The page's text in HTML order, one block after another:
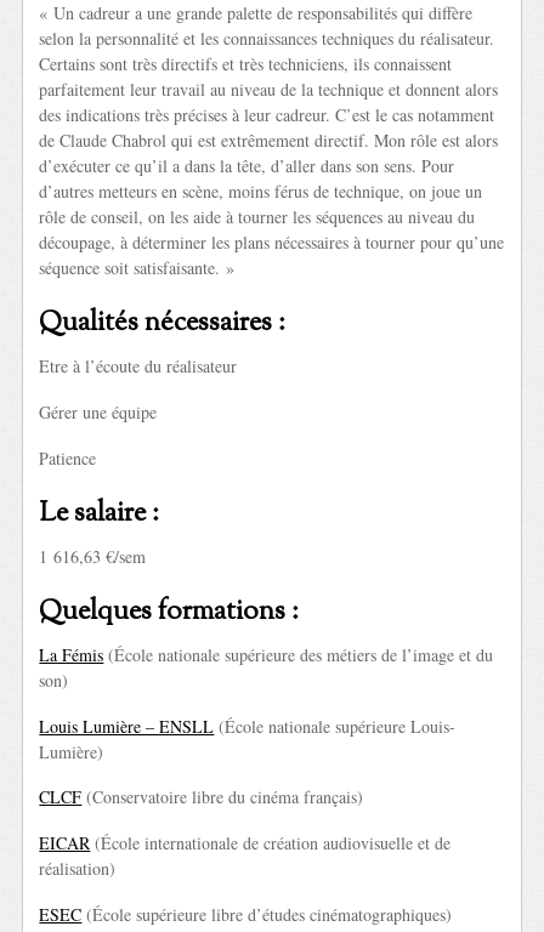
« Un cadreur a une grande palette de responsabilités qui diffère
selon la personnalité et les connaissances techniques du réalisateur.
Certains sont très directifs et très techniciens, ils connaissent
parfaitement leur travail au niveau de la technique et donnent alors
des indications très précises à leur cadreur. C’est le cas notamment
de Claude Chabrol qui est extrêmement directif. Mon rôle est alors
d’exécuter ce qu’il a dans la tête, d’aller dans son sens. Pour
d’autres metteurs en scène, moins férus de technique, on joue un
rôle de conseil, on les aide à tourner les séquences au niveau du
découpage, à déterminer les plans nécessaires à tourner pour qu’une
séquence soit satisfaisante. »
Qualités nécessaires :
Etre à l’écoute du réalisateur
Gérer une équipe
Patience
Le salaire :
1 616,63 €/sem
Quelques formations :
La Fémis (École nationale supérieure des métiers de l’image et du
son)
Louis Lumière – ENSLL (École nationale supérieure Louis-
Lumière)
CLCF (Conservatoire libre du cinéma français)
EICAR (École internationale de création audiovisuelle et de
réalisation)
ESEC (École supérieure libre d’études cinématographiques)